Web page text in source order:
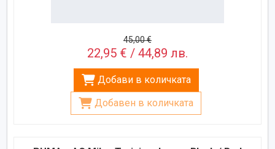
45,00 €
22,95 € / 44,89 лв.
Добави в количката
Добавен в количката